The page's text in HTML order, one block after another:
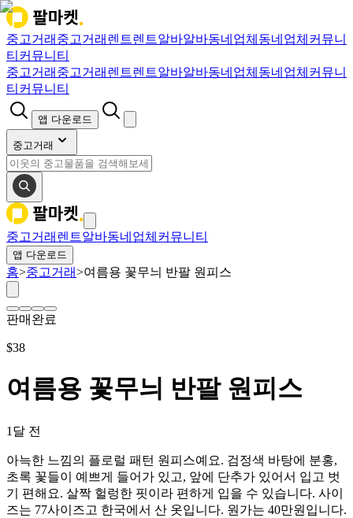
중고거래 중고거래 렌트렌트알바알바동네업체 동네업체 커뮤니
티 커뮤니티
중고거래 중고거래 렌트렌트알바알바동네업체 동네업체 커뮤니
티 커뮤니티
앱 다운로드
중고거래
중고거래 렌트알바동네업체 커뮤니티
앱 다운로드
홈>중고거래>여름용 꽃무늬 반팔 원피스
판매완료
$38
여름용 꽃무늬 반팔 원피스
1달 전
아늑한 느낌의 플로럴 패턴 원피스예요. 검정색 바탕에 분홍,
초록 꽃들이 예쁘게 들어가 있고, 앞에 단추가 있어서 입고 벗
기 편해요. 살짝 헐렁한 핏이라 편하게 입을 수 있습니다. 사이
즈는 77사이즈고 한국에서 산 옷입니다. 원가는 40만원입니다.